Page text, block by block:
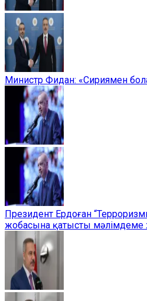
Министр Фидан: «Сириямен
Президент Ердоған
жобасына қатысты мәлімдеме